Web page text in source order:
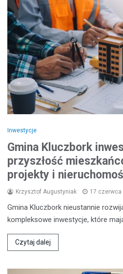
Inwestycje
Gmina Kluczbork
przyszłość
projekty i
Krzysztof Augustyniak 17 czerwca
Gmina Kluczbork nieustannie
kompleksowe inwestycje, które
Czytaj dalej